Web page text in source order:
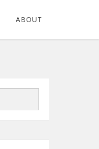
ABOUT